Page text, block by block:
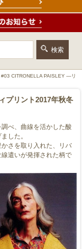
#03 CITRONELLA PAISLEY ―リ
プリント2017年秋冬
べ、曲線を活かした酸
した。
さを取り入れた、リバ
遣いが発揮された柄で